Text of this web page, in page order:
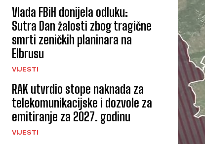
Vlada FBiH donijela odluku:
Sutra Dan žalosti zbog tragične
smrti zeničkih planinara na
Elbrusu
VIJESTI
RAK utvrdio stope naknada za
telekomunikacijske i dozvole za
emitiranje za 2027. godinu
VIJESTI